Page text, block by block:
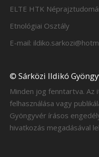
ELTE HTK
Etnológiai Osztály
E-mail:
© Sárközi Ildikó
Minden jog fenntartva. Az
felhasználása vagy
Gyöngyvér írásos
hivatkozás megadásával